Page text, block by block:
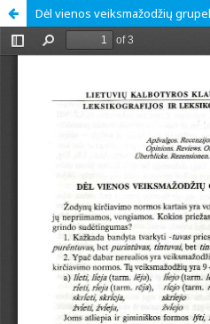
Dėl vienos veiksmažodžių